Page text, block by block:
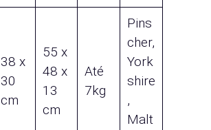
38 x
30
cm
55 x
48 x
13
cm
Até
7kg
Pins
cher,
York
shire
,
Malt